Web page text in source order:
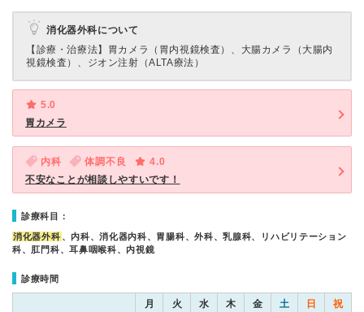
消化器外科について
【診療・治療法】 胃カメラ（胃内視鏡検査）、大腸カメラ（大腸内
視鏡検査）、ジオン注射（ALTA療法）
5.0
胃カメラ
内科 体調不良
4.0
不安なことが相談しやすいです！
診療科目：
消化器外科 、内科、消化器内科、胃腸科、外科、乳腺科、リハビリテーション
科、肛門科、耳鼻咽喉科、内視鏡
診療時間
月 火 水 木 金 土 日 祝